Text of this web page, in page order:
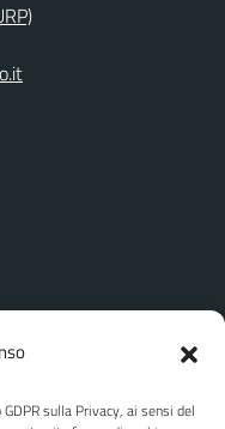
sulla Privacy, ai sensi del